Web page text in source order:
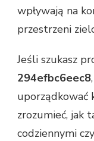
wpływają na
przestrzeni
Jeśli szukasz
294efbc6eec8
uporządkować
zrozumieć, jak
codziennymi